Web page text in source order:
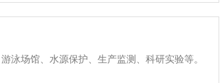
泳场馆、水源保护、生产监测、科研实验等。